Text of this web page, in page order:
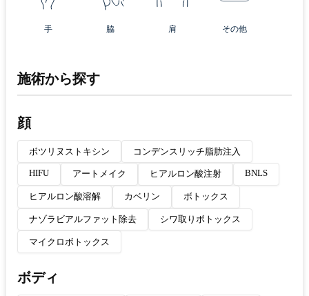
手 脇 肩 その他
施術から探す
顔
ボツリヌストキシン コンデンスリッチ脂肪注入
HIFU アートメイク ヒアルロン酸注射 BNLS
ヒアルロン酸溶解 カベリン ボトックス
ナゾラビアルファット除去 シワ取りボトックス
マイクロボトックス
ボディ